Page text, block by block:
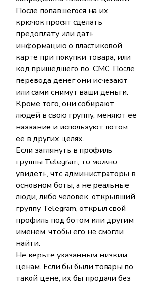
После попавшегося на их
крючок просят сделать
предоплату или дать
информацию о пластиковой
карте при покупки товара, или
код пришедшего по  СМС. После
перевода денег они исчезают
или сами снимут ваши деньги.
Кроме того, они собирают
людей в свою группу, меняют ее
название и используют потом
ее в других целях.
Если заглянуть в профиль
группы Telegram, то можно
увидеть, что администраторы в
основном боты, а не реальные
люди, либо человек, открывший
группу Telegram, открыл свой
профиль под ботом или другим
именем, чтобы его не смогли
найти.
Не верьте указанным низким
ценам. Если бы были товары по
такой цене, их бы продали без